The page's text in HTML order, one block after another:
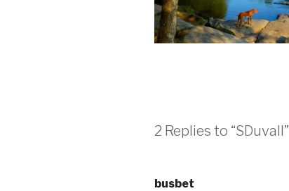
2 Replies to “SDuvall”
busbet